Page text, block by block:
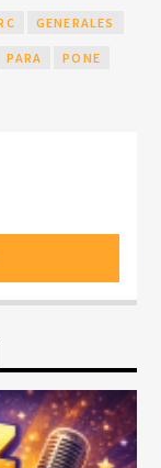
GENERALES
PARA PONE